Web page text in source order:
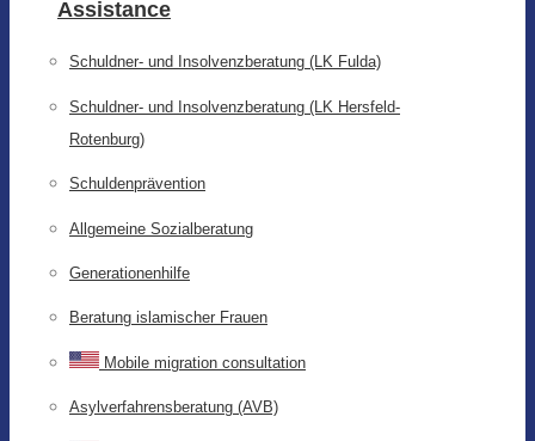
Assistance
Schuldner- und Insolvenzberatung (LK Fulda)
Schuldner- und Insolvenzberatung (LK Hersfeld-
Rotenburg)
Schuldenprävention
Allgemeine Sozialberatung
Generationenhilfe
Beratung islamischer Frauen
Mobile migration consultation
Asylverfahrensberatung (AVB)